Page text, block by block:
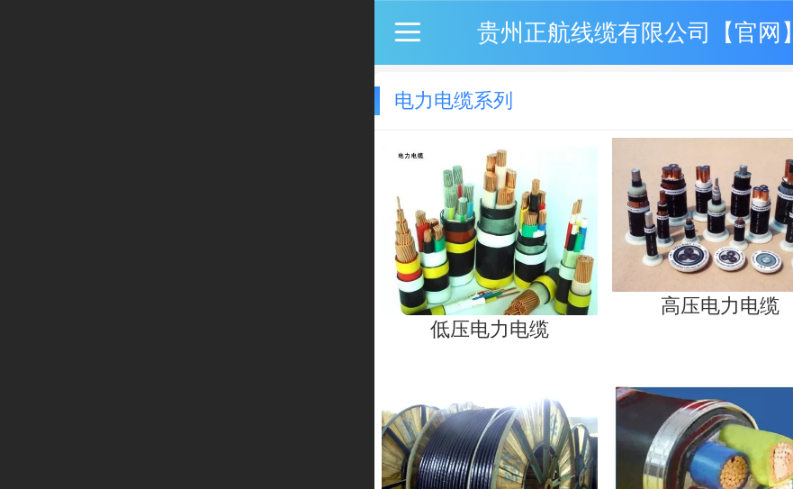
贵州正航线缆有限公司【官网】
电力电缆系列
低压电力电缆
高压电力电缆